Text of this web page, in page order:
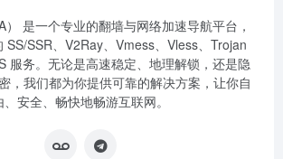
是一个专业的翻墙与网络加速导航平台，
SS/SSR、V2Ray、Vmess、Vless、Trojan
服务。无论是高速稳定、地理解锁，还是隐
，我们都为你提供可靠的解决方案，让你自
、安全、畅快地畅游互联网。